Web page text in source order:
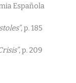
Española
, p. 185
, p. 209